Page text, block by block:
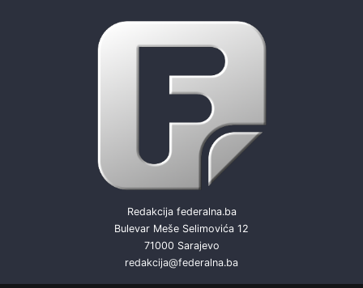
Redakcija federalna.ba
Bulevar Meše Selimovića 12
71000 Sarajevo
redakcija@federalna.ba